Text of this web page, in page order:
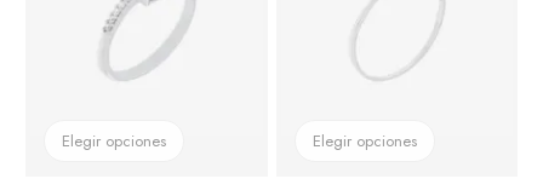
Elegir opciones Elegir opciones